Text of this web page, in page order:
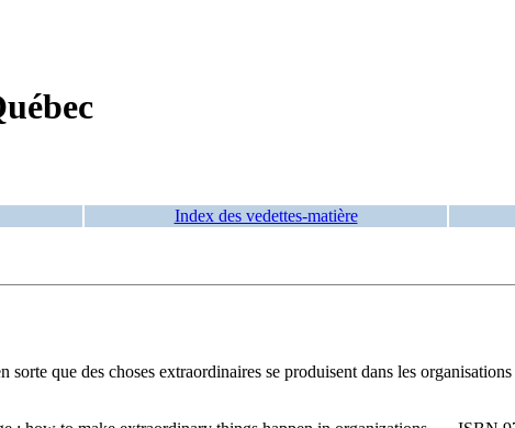
Index des vedettes-matière
que des choses extraordinaires se produisent dans les organisations